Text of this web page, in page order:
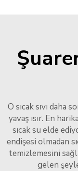
O sıcak sıvı daha
yavaş ısır. En
sıcak su elde
endişesi olmadan
temizlemesini
gelen